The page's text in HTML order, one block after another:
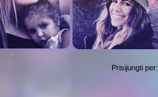
Prisijungti per: